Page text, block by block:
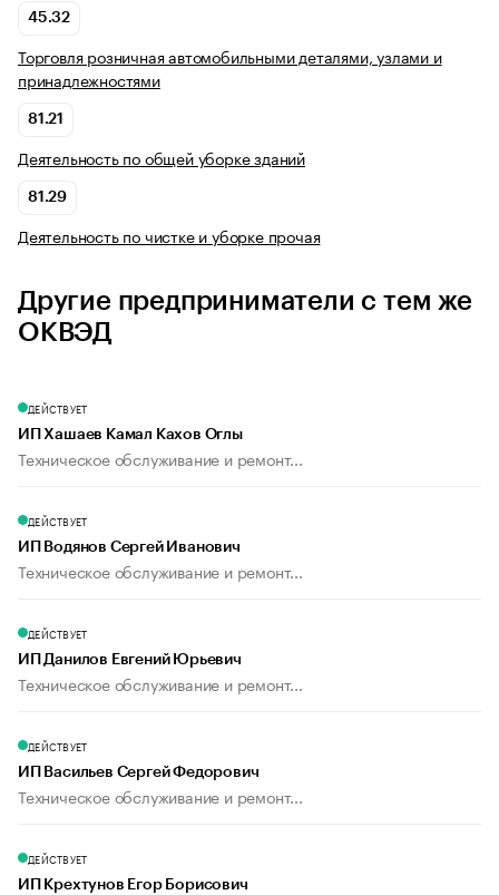
45.32
Торговля розничная автомобильными деталями, узлами и
принадлежностями
81.21
Деятельность по общей уборке зданий
81.29
Деятельность по чистке и уборке прочая
Другие предприниматели с тем же
ОКВЭД
ДЕЙСТВУЕТ
ИП Хашаев Камал Кахов Оглы
Техническое обслуживание и ремонт...
ДЕЙСТВУЕТ
ИП Водянов Сергей Иванович
Техническое обслуживание и ремонт...
ДЕЙСТВУЕТ
ИП Данилов Евгений Юрьевич
Техническое обслуживание и ремонт...
ДЕЙСТВУЕТ
ИП Васильев Сергей Федорович
Техническое обслуживание и ремонт...
ДЕЙСТВУЕТ
ИП Крехтунов Егор Борисович